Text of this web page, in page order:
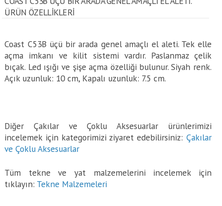
ÜRÜN ÖZELLİKLERİ
Coast C53B üçü bir arada genel amaçlı el aleti. Tek elle
açma imkanı ve kilit sistemi vardır. Paslanmaz çelik
bıçak. Led ışığı ve şişe açma özelliği bulunur. Siyah renk.
Açık uzunluk: 10 cm, Kapalı uzunluk: 7.5 cm.
Diğer Çakılar ve Çoklu Aksesuarlar ürünlerimizi
incelemek için kategorimizi ziyaret edebilirsiniz: Çakılar
ve Çoklu Aksesuarlar
Tüm tekne ve yat malzemelerini incelemek için
tıklayın: Tekne Malzemeleri